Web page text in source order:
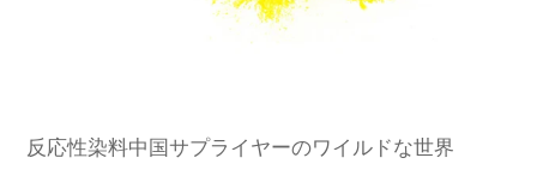
反応性染料中国サプライヤーのワイルドな世界